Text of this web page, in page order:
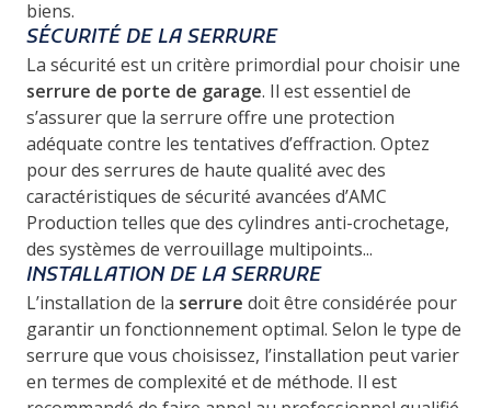
biens.
SÉCURITÉ DE LA SERRURE
La sécurité est un critère primordial pour choisir une
serrure de porte de garage. Il est essentiel de
s’assurer que la serrure offre une protection
adéquate contre les tentatives d’effraction. Optez
pour des serrures de haute qualité avec des
caractéristiques de sécurité avancées d’AMC
Production telles que des cylindres anti-crochetage,
des systèmes de verrouillage multipoints...
INSTALLATION DE LA SERRURE
L’installation de la serrure doit être considérée pour
garantir un fonctionnement optimal. Selon le type de
serrure que vous choisissez, l’installation peut varier
en termes de complexité et de méthode. Il est